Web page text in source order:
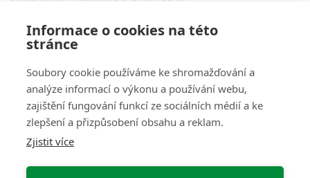
Informace o cookies na této
stránce
Soubory cookie používáme ke shromažďování a
analýze informací o výkonu a používání webu,
zajištění fungování funkcí ze sociálních médií a ke
zlepšení a přizpůsobení obsahu a reklam.
Zjistit více
O Nás
Pro Zákazníky